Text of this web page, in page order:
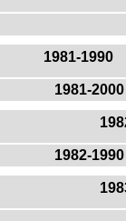
1981-1990
1981-2000
1982-1990